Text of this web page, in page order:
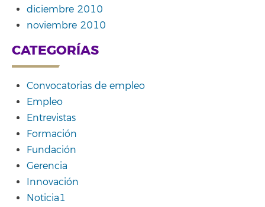
diciembre 2010
noviembre 2010
CATEGORÍAS
Convocatorias de empleo
Empleo
Entrevistas
Formación
Fundación
Gerencia
Innovación
Noticia1